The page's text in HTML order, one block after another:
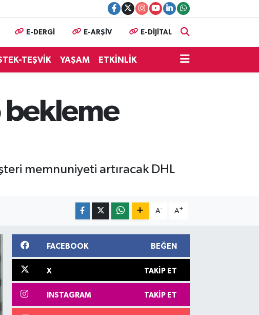
E-DERGİ E-ARŞİV E-DİJİTAL
TEŞVİK YAŞAM ETKİNLİK
bekleme
memnuniyeti artıracak DHL
A- A+
FACEBOOK BEĞEN
X TAKIP ET
INSTAGRAM TAKIP ET